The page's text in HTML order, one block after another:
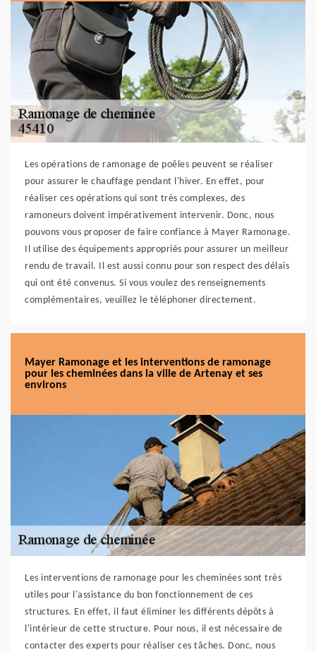
Les opérations de ramonage de poêles peuvent se réaliser
pour assurer le chauffage pendant l'hiver. En effet, pour
réaliser ces opérations qui sont très complexes, des
ramoneurs doivent impérativement intervenir. Donc, nous
pouvons vous proposer de faire confiance à Mayer Ramonage.
Il utilise des équipements appropriés pour assurer un meilleur
rendu de travail. Il est aussi connu pour son respect des délais
qui ont été convenus. Si vous voulez des renseignements
complémentaires, veuillez le téléphoner directement.
Mayer Ramonage et les interventions de ramonage
pour les cheminées dans la ville de Artenay et ses
environs
Les interventions de ramonage pour les cheminées sont très
utiles pour l'assistance du bon fonctionnement de ces
structures. En effet, il faut éliminer les différents dépôts à
l'intérieur de cette structure. Pour nous, il est nécessaire de
contacter des experts pour réaliser ces tâches. Donc, nous